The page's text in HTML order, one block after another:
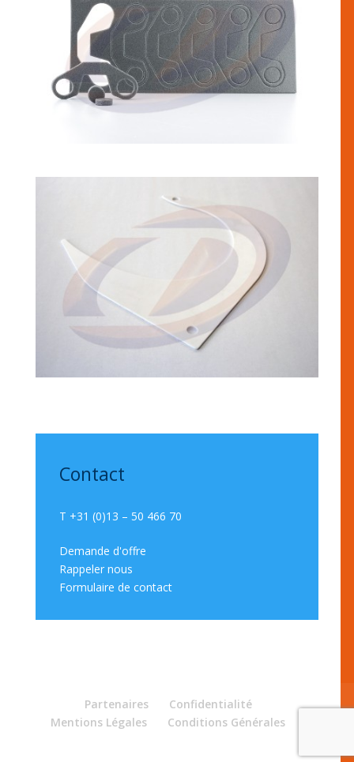
Contact
T +31 (0)13 – 50 466 70
Demande d'offre
Rappeler nous
Formulaire de contact
Partenaires
Confidentialité
Mentions Légales
Conditions Générales